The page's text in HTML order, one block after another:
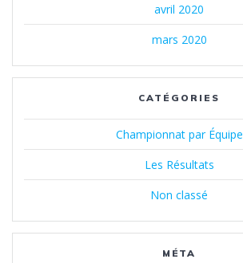
avril 2020
mars 2020
CATÉGORIES
Championnat par Équipe
Les Résultats
Non classé
MÉTA